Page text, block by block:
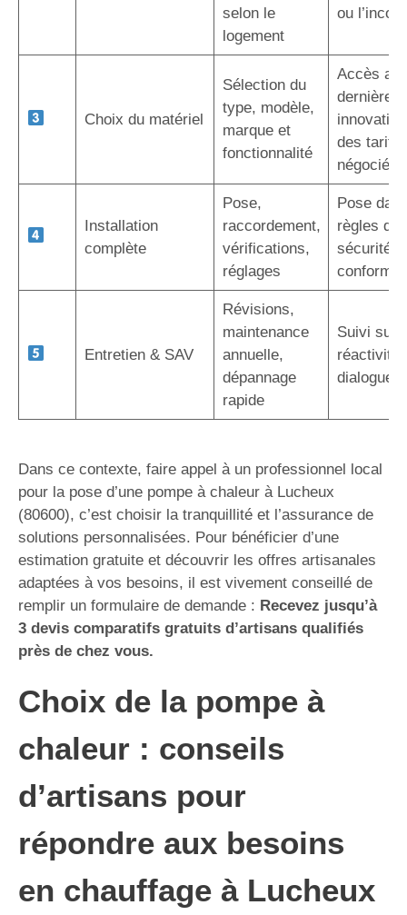
selon le
logement
ou
Choix du matériel
Sélection du
type, modèle,
marque et
fonctionnalité
Accès
dernières
des tarifs
négociés
Installation
complète
Pose,
raccordement,
vérifications,
réglages
Pose
règles de
sécurité
Entretien & SAV
Révisions,
maintenance
annuelle,
dépannage
rapide
Suivi sur
réactivité,
dialogue
Dans ce contexte, faire appel à un professionnel local
pour la pose d’une pompe à chaleur à Lucheux
(80600), c’est choisir la tranquillité et l’assurance de
solutions personnalisées. Pour bénéficier d’une
estimation gratuite et découvrir les offres artisanales
adaptées à vos besoins, il est vivement conseillé de
remplir un formulaire de demande : Recevez jusqu’à
3 devis comparatifs gratuits d’artisans qualifiés
près de chez vous.
Choix de la pompe à
chaleur : conseils
d’artisans pour
répondre aux besoins
en chauffage à Lucheux